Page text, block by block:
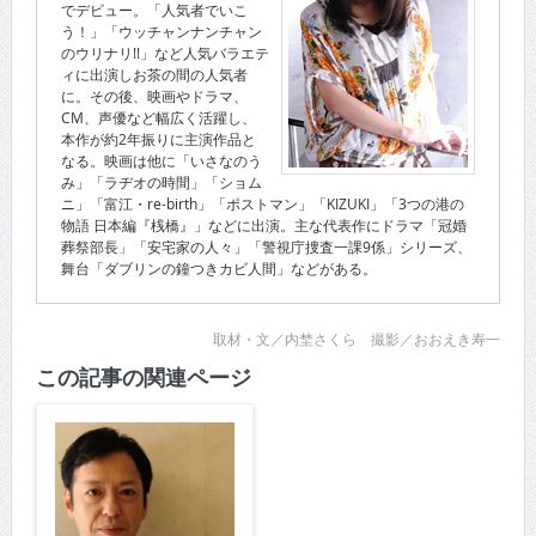
でデビュー。「人気者でいこ
う！」「ウッチャンナンチャン
のウリナリ!!」など人気バラエテ
ィに出演しお茶の間の人気者
に。その後、映画やドラマ、
CM、声優など幅広く活躍し、
本作が約2年振りに主演作品と
なる。映画は他に「いさなのう
み」「ラヂオの時間」「ショム
ニ」「富江・re-birth」「ポストマン」「KIZUKI」「3つの港の
物語 日本編『桟橋』」などに出演。主な代表作にドラマ「冠婚
葬祭部長」「安宅家の人々」「警視庁捜査一課9係」シリーズ、
舞台「ダブリンの鐘つきカビ人間」などがある。
取材・文／内埜さくら 撮影／おおえき寿一
この記事の関連ページ